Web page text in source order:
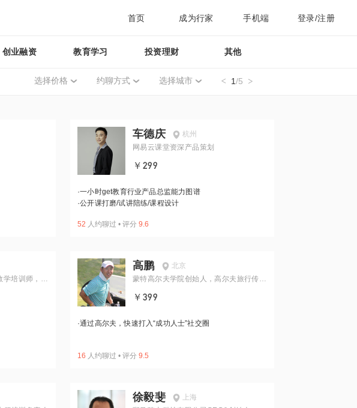
首页 成为行家 手机端 登录/注册
创业融资 教育学习 投资理财 其他
选择价格 约聊方式 选择城市 1/5
车德庆
杭州
网易云课堂资深产品策划
￥299
·一小时get教育行业产品总监能力图谱
·公开课打磨/试讲陪练/课程设计
52 人约聊过 • 评分 9.6
学培训师，高
高鹏
北京
蒙特高尔夫学院创始人，高尔夫旅行传媒
￥399
·通过高尔夫，快速打入“成功人士”社交圈
16 人约聊过 • 评分 9.5
徐毅斐
上海